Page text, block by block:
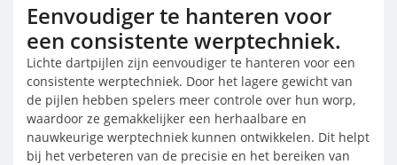
Eenvoudiger te hanteren voor
een consistente werptechniek.
Lichte dartpijlen zijn eenvoudiger te hanteren voor een
consistente werptechniek. Door het lagere gewicht van
de pijlen hebben spelers meer controle over hun worp,
waardoor ze gemakkelijker een herhaalbare en
nauwkeurige werptechniek kunnen ontwikkelen. Dit helpt
bij het verbeteren van de precisie en het bereiken van